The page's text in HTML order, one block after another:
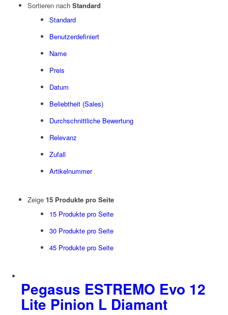
Sortieren nach Standard
Standard
Benutzerdefiniert
Name
Preis
Datum
Beliebtheit (Sales)
Durchschnittliche Bewertung
Relevanz
Zufall
Artikelnummer
Zeige 15 Produkte pro Seite
15 Produkte pro Seite
30 Produkte pro Seite
45 Produkte pro Seite
Pegasus ESTREMO Evo 12
Lite Pinion L Diamant